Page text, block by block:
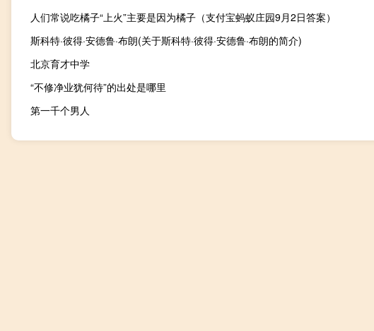
人们常说吃橘子“上火”主要是因为橘子（支付宝蚂蚁庄园9月2日答案）
斯科特·彼得·安德鲁·布朗(关于斯科特·彼得·安德鲁·布朗的简介)
北京育才中学
“不修净业犹何待”的出处是哪里
第一千个男人